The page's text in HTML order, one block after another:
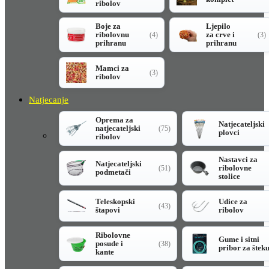
ribolov
Boje za
ribolovnu
prihranu
(4)
Ljepilo
za crve i
prihranu
(3)
Mamci za
ribolov
(3)
Natjecanje
Oprema za
natjecateljski
ribolov
(75)
Natjecateljski
plovci
Natjecateljski
podmetači
(51)
Nastavci za
ribolovne
stolice
Teleskopski
štapovi
(43)
Udice za
ribolov
Ribolovne
posude i
kante
(38)
Gume i sitni
pribor za šteku